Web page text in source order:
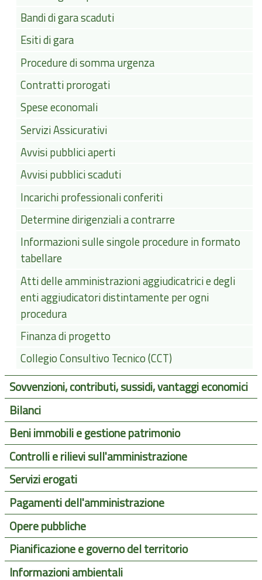
Bandi di gara scaduti
Esiti di gara
Procedure di somma urgenza
Contratti prorogati
Spese economali
Servizi Assicurativi
Avvisi pubblici aperti
Avvisi pubblici scaduti
Incarichi professionali conferiti
Determine dirigenziali a contrarre
Informazioni sulle singole procedure in formato
tabellare
Atti delle amministrazioni aggiudicatrici e degli
enti aggiudicatori distintamente per ogni
procedura
Finanza di progetto
Collegio Consultivo Tecnico (CCT)
Sovvenzioni, contributi, sussidi, vantaggi economici
Bilanci
Beni immobili e gestione patrimonio
Controlli e rilievi sull'amministrazione
Servizi erogati
Pagamenti dell'amministrazione
Opere pubbliche
Pianificazione e governo del territorio
Informazioni ambientali